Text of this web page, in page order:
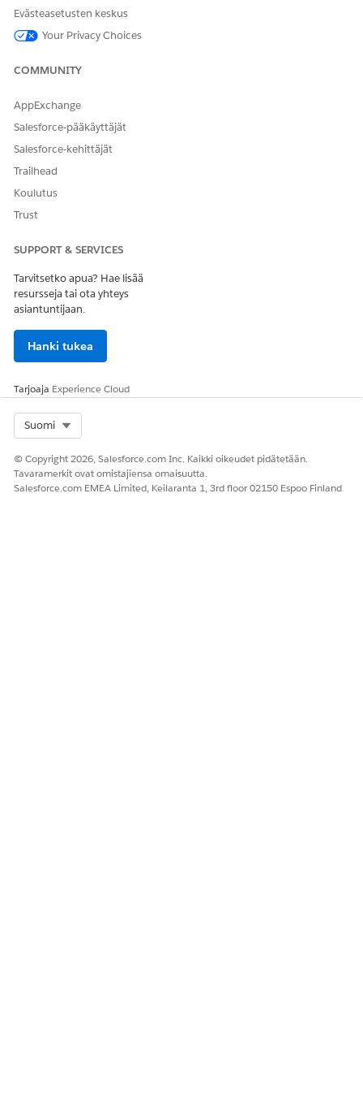
Evästeasetusten keskus
Your Privacy Choices
COMMUNITY
AppExchange
Salesforce-pääkäyttäjät
Salesforce-kehittäjät
Trailhead
Koulutus
Trust
SUPPORT & SERVICES
Tarvitsetko apua? Hae lisää
resursseja tai ota yhteys
asiantuntijaan.
Hanki tukea
Tarjoaja Experience Cloud
Suomi
© Copyright 2026, Salesforce.com Inc. Kaikki oikeudet pidätetään.
Tavaramerkit ovat omistajiensa omaisuutta.
Salesforce.com EMEA Limited, Keilaranta 1, 3rd floor 02150 Espoo Finland